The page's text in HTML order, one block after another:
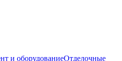
и оборудованиеОтделочные